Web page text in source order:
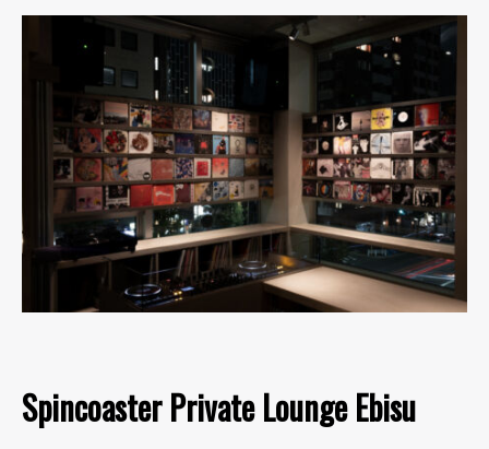
Spincoaster Private Lounge Ebisu